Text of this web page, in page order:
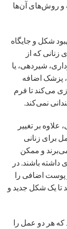
و روش‌های آن‌ها
شکل و جایگاه
که از
شیردهی، یا
پزشک اضافه
می‌کند تا فرم
نمی‌کند.
علاوه بر تغییر
برای زنانی
و ممکن
باشند. در
اضافی را
تا یک شکل جدید و
هر دو عمل را